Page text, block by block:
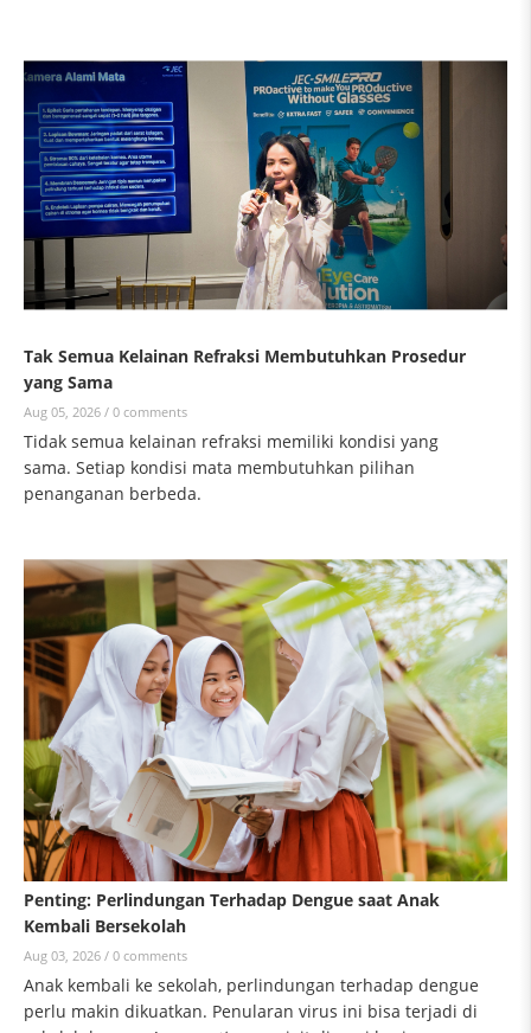
Tak Semua Kelainan Refraksi Membutuhkan Prosedur
yang Sama
Aug 05, 2026 / 0 comments
Tidak semua kelainan refraksi memiliki kondisi yang
sama. Setiap kondisi mata membutuhkan pilihan
penanganan berbeda.
Penting: Perlindungan Terhadap Dengue saat Anak
Kembali Bersekolah
Aug 03, 2026 / 0 comments
Anak kembali ke sekolah, perlindungan terhadap dengue
perlu makin dikuatkan. Penularan virus ini bisa terjadi di